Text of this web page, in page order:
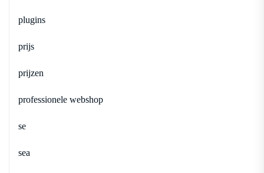
plugins
prijs
prijzen
professionele webshop
se
sea